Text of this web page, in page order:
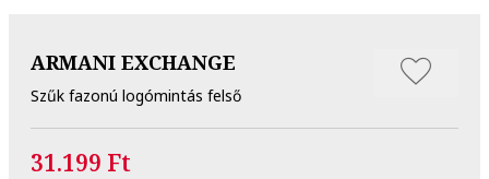
ARMANI EXCHANGE
Szűk fazonú logómintás felső
31.199 Ft